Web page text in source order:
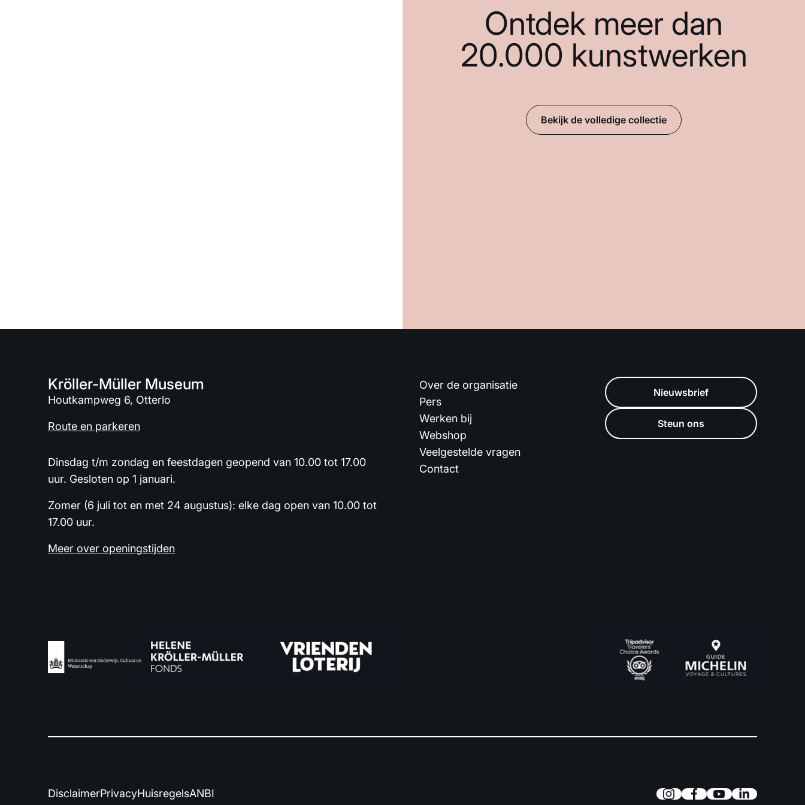
Ontdek meer dan
20.000 kunstwerken
Bekijk de volledige collectie
Kröller-Müller Museum
Houtkampweg 6, Otterlo
Route en parkeren
Dinsdag t/m zondag en feestdagen geopend van 10.00 tot 17.00
uur. Gesloten op 1 januari.
Zomer (6 juli tot en met 24 augustus): elke dag open van 10.00 tot
17.00 uur.
Meer over openingstijden
Over de organisatie
Pers
Werken bij
Webshop
Veelgestelde vragen
Contact
Nieuwsbrief
Steun ons
DisclaimerPrivacyHuisregelsANBI